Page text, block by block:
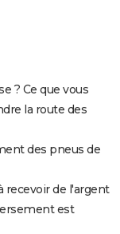
? Ce que vous
la route des
des pneus de
recevoir de l'argent
est